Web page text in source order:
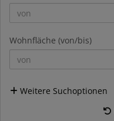
Wohnfläche (von/bis)
Weitere Suchoptionen